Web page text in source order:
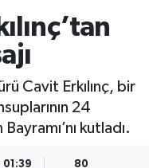
Cavit Erkılınç, bir
24
kutladı.
01:39 80
Fikstür